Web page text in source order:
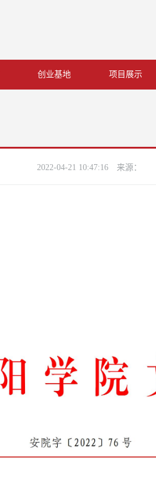
创业基地 项目展示
2022-04-21 10:47:16 来源：